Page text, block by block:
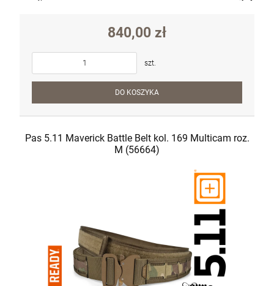
840,00 zł
szt.
DO KOSZYKA
Pas 5.11 Maverick Battle Belt kol. 169 Multicam roz.
M (56664)